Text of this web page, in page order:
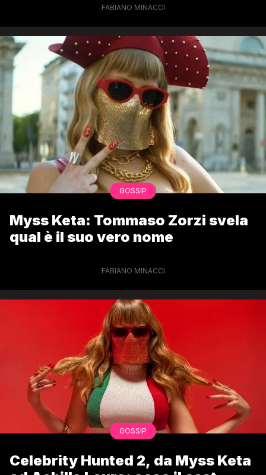
FABIANO MINACCI
GOSSIP
Myss Keta: Tommaso Zorzi svela
qual è il suo vero nome
FABIANO MINACCI
GOSSIP
Celebrity Hunted 2, da Myss Keta